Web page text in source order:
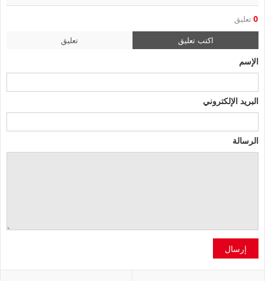
0 تعليق
اكتب تعليق تعليق
الإسم
البريد الإلكتروني
الرسالة
إرسال